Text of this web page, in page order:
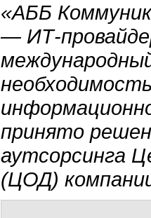
«АББ
— ИТ-
принято
аутсорсинга
(ЦОД)